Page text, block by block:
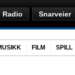
Radio Snarveier
FILM SPILL